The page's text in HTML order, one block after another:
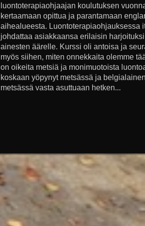
luontoterapiaohjaajan koulutuksen
kertaamaan opittua ja parantamaan
aihealueesta. Luontoterapiaohjauksessa
johdattaa asiakkaansa erilaisin
ainesten äärelle. Kurssi oli antoisa ja
myös siihen, miten onnekkaita olemme
on oikeita metsiä ja monimuotoista
koskaan yöpynyt metsässä ja
metsässä vasta asuttuaan hetken...